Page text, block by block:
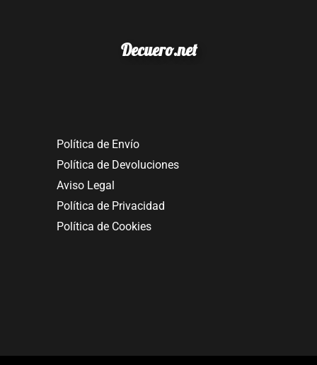
Decuero.net
Política de Envío
Política de Devoluciones
Aviso Legal
Política de Privacidad
Política de Cookies